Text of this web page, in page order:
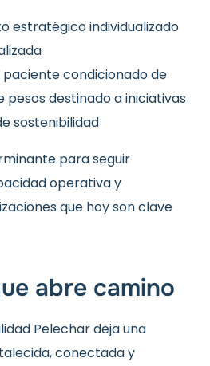
estratégico individualizado
condicionado de
pesos destinado a iniciativas
sostenibilidad
para seguir
operativa y
que hoy son clave
abre camino
Pelechar deja una
conectada y